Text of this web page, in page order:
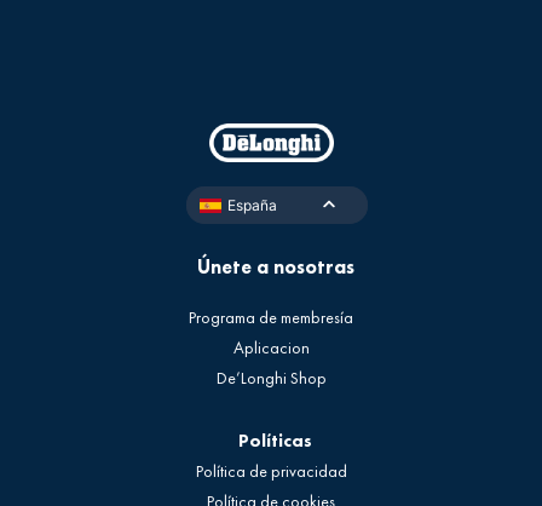
España
Únete a nosotras
Programa de membresía
Aplicacion
De’Longhi Shop
Políticas
Política de privacidad
Política de cookies